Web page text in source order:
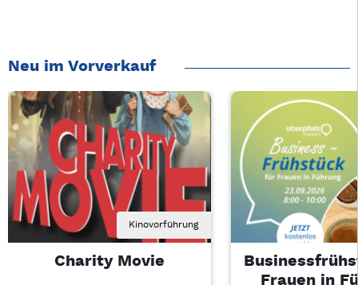
Neu im Vorverkauf
Kinovorführung
Charity Movie
Frauen in